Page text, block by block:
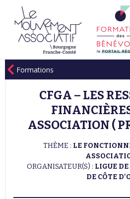
Formations
CFGA – LES
ASSOCIATION (
THÈME : LE
ORGANISATEUR(S) : LIGUE
DE CÔTE